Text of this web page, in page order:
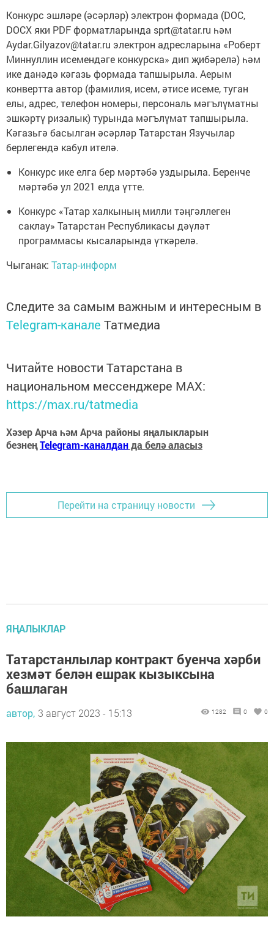
Конкурс эшләре (әсәрләр) электрон формада (DOC,
DOCX яки PDF форматларында sprt@tatar.ru һәм
Aydar.Gilyazov@tatar.ru электрон адресларына «Роберт
Миннуллин исемендәге конкурска» дип җибәрелә) һәм
ике данәдә кәгазь формада тапшырыла. Аерым
конвертта автор (фамилия, исем, әтисе исеме, туган
елы, адрес, телефон номеры, персональ мәгълүматны
эшкәртү ризалык) турында мәгълүмат тапшырыла.
Кәгазьгә басылган әсәрләр Татарстан Язучылар
берлегендә кабул ителә.
Конкурс ике елга бер мәртәбә уздырыла. Беренче
мәртәбә ул 2021 елда үтте.
Конкурс «Татар халкының милли тәңгәллеген
саклау» Татарстан Республикасы дәүләт
программасы кысаларында үткәрелә.
Чыганак: Татар-информ
Следите за самым важным и интересным в
Telegram-канале Татмедиа
Читайте новости Татарстана в
национальном мессенджере MАХ:
https://max.ru/tatmedia
Хәзер Арча һәм Арча районы яңалыкларын
безнеңTelegram-каналданда белә аласыз
Перейти на страницу новости
ЯҢАЛЫКЛАР
Татарстанлылар контракт буенча хәрби
хезмәт белән ешрак кызыксына
башлаган
автор, 3 август 2023 - 15:13 1282 0 0